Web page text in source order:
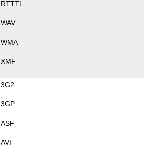
RTTTL
WAV
WMA
XMF
3G2
3GP
ASF
AVI